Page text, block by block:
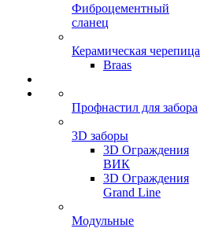
Фиброцементный
сланец
Керамическая черепица
Braas
Профнастил для забора
3D заборы
3D Ограждения
ВИК
3D Ограждения
Grand Line
Модульные